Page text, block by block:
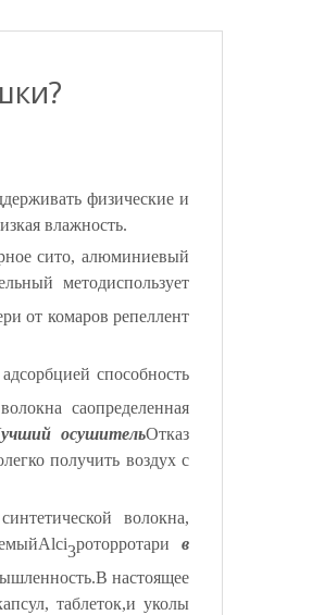
физические и
влажность.
сито, алюминиевый
методиспользует
от комаров репеллент
способность
сaопределенная
осушительОтказ
легко получить воздух с
волокна,
Alci3роторротари
в
В настоящее
таблеток,и уколы